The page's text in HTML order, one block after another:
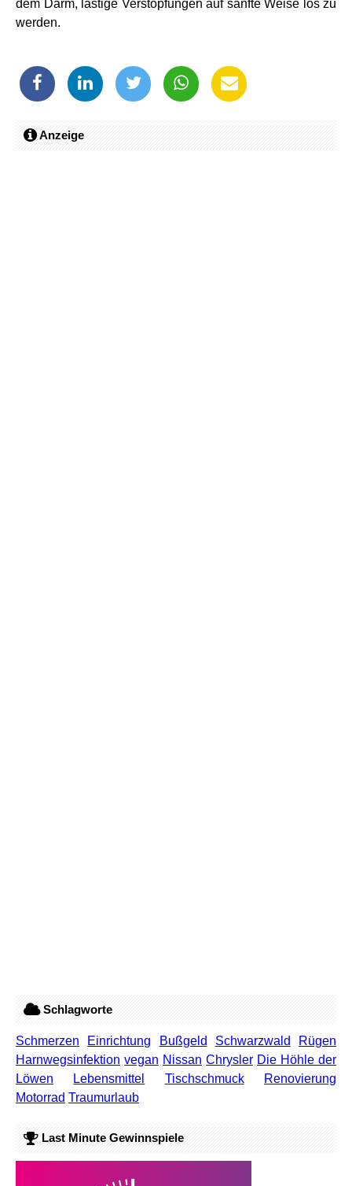
dem Darm, lästige Verstopfungen auf sanfte Weise los zu
werden.
Anzeige
Schlagworte
Schmerzen Einrichtung Bußgeld Schwarzwald
Rügen
Harnwegsinfektion vegan Nissan Chrysler Die Höhle der
Löwen
Lebensmittel Tischschmuck
Renovierung
Motorrad Traumurlaub
Last Minute Gewinnspiele